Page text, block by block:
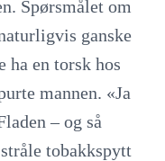
Spørsmålet om
ganske
ha en torsk hos
mannen. «Ja
– og så
tobakkspytt